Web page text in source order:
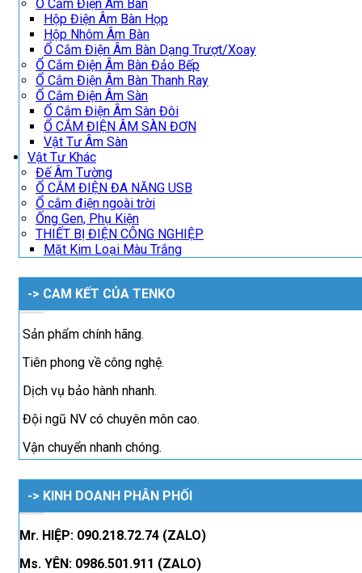
Ổ Cắm Điện Âm Bàn
Hộp Điện Âm Bàn Họp
Hộp Nhôm Âm Bàn
Ổ Cắm Điện Âm Bàn Dạng Trượt/Xoay
Ổ Cắm Điện Âm Bàn Đảo Bếp
Ổ Cắm Điện Âm Bàn Thanh Ray
Ổ Cắm Điện Âm Sàn
Ổ Cắm Điện Âm Sàn Đôi
Ổ CẮM ĐIỆN ÂM SÀN ĐƠN
Vật Tư Âm Sàn
Vật Tư Khác
Đế Âm Tường
Ổ CẮM ĐIỆN ĐA NĂNG USB
Ổ cắm điện ngoài trời
Ống Gen, Phụ Kiện
THIẾT BỊ ĐIỆN CÔNG NGHIỆP
Mặt Kim Loại Màu Trắng
-> CAM KẾT CỦA TENKO
Sản phẩm chính hãng.
Tiên phong về công nghệ.
Dịch vụ bảo hành nhanh.
Đội ngũ NV có chuyên môn cao.
Vận chuyển nhanh chóng.
-> KINH DOANH PHÂN PHỐI
Mr. HIỆP: 090.218.72.74 (ZALO)
Ms. YÊN: 0986.501.911 (ZALO)